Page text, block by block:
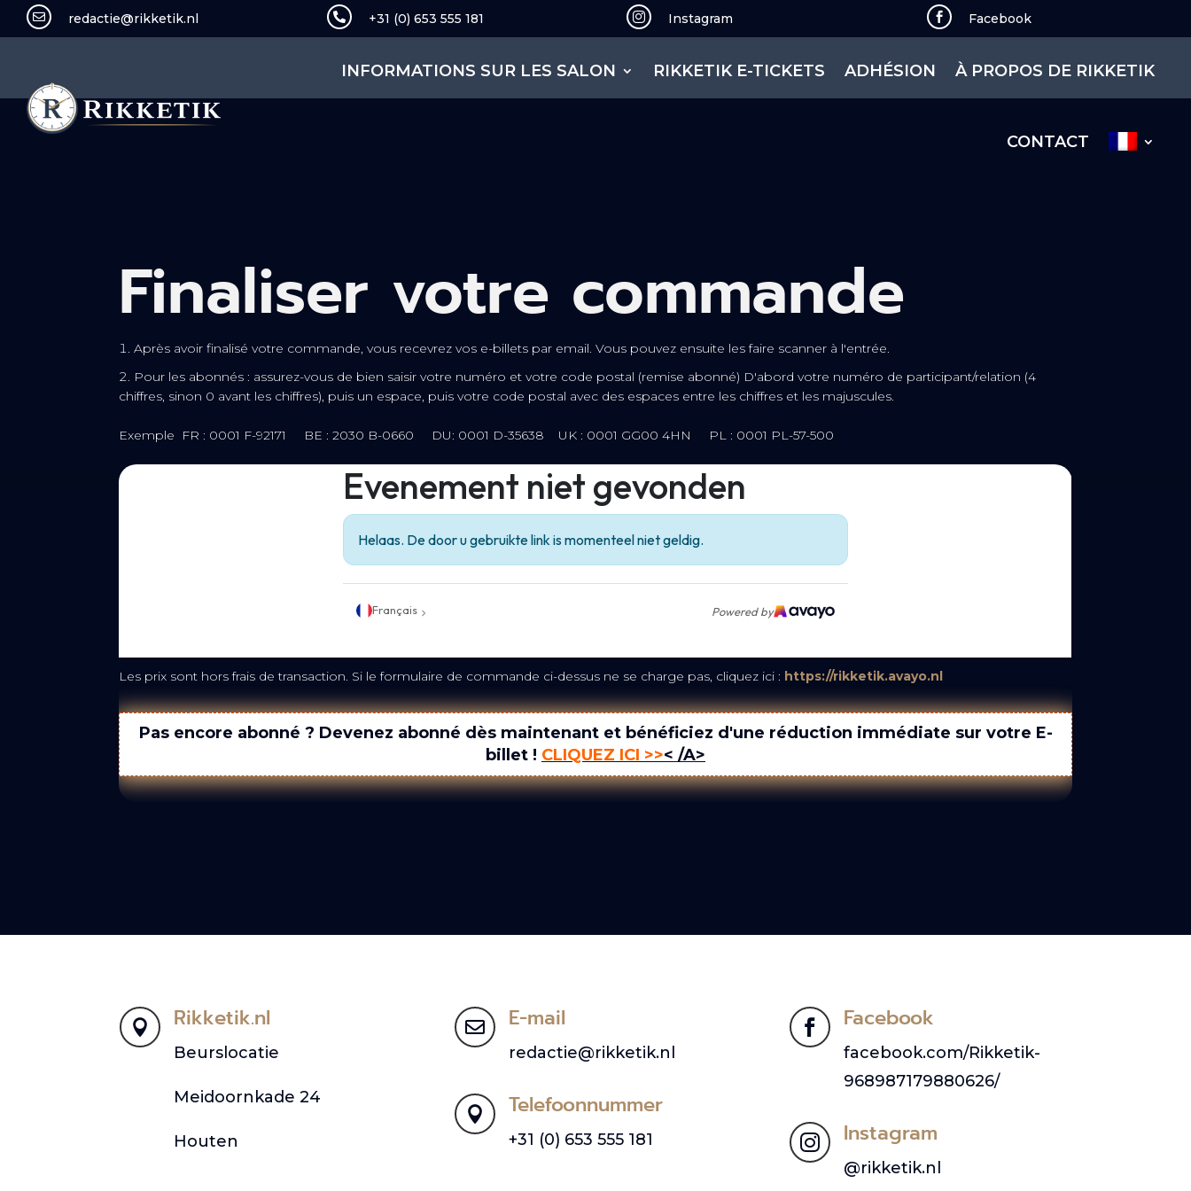
 redactie@rikketik.nl  +31 (0) 653 555 181  Instagram  Facebook
INFORMATIONS SUR LES SALON RIKKETIK E-TICKETS ADHÉSION À PROPOS DE RIKKETIK
CONTACT
Finaliser votre commande
Après avoir finalisé votre commande, vous recevrez vos e-billets par email. Vous pouvez ensuite les faire scanner à l'entrée.
Pour les abonnés : assurez-vous de bien saisir votre numéro et votre code postal (remise abonné) D'abord votre numéro de participant/relation (4
chiffres, sinon 0 avant les chiffres), puis un espace, puis votre code postal avec des espaces entre les chiffres et les majuscules.
Exemple FR : 0001 F-92171 BE : 2030 B-0660 DU: 0001 D-35638 UK : 0001 GG00 4HN PL : 0001 PL-57-500
Les prix sont hors frais de transaction. Si le formulaire de commande ci-dessus ne se charge pas, cliquez ici : https://rikketik.avayo.nl
Pas encore abonné ? Devenez abonné dès maintenant et bénéficiez d'une réduction immédiate sur votre E-
billet ! CLIQUEZ ICI >>< /A>
 Rikketik.nl
Beurslocatie
Meidoornkade 24
Houten
 E-mail
redactie@rikketik.nl
 Telefoonnummer
+31 (0) 653 555 181
 Facebook
facebook.com/Rikketik-
968987179880626/
 Instagram
@rikketik.nl